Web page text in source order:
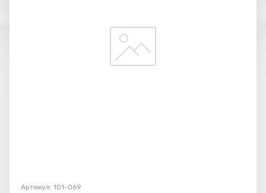
Артикул: 101-069